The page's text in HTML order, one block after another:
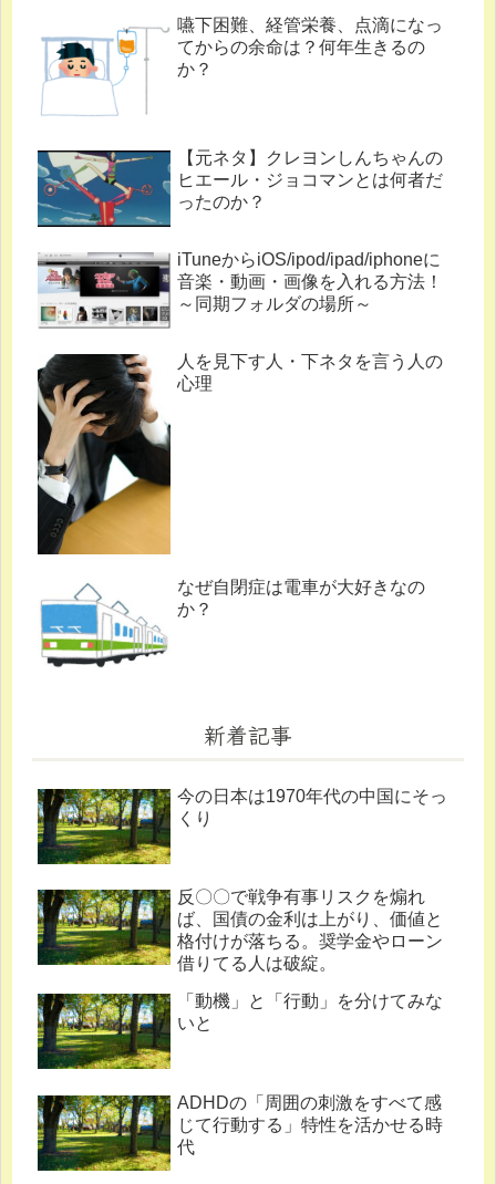
嚥下困難、経管栄養、点滴になっ
てからの余命は？何年生きるの
か？
【元ネタ】クレヨンしんちゃんの
ヒエール・ジョコマンとは何者だ
ったのか？
iTuneからiOS/ipod/ipad/iphoneに
音楽・動画・画像を入れる方法！
～同期フォルダの場所～
人を見下す人・下ネタを言う人の
心理
なぜ自閉症は電車が大好きなの
か？
新着記事
今の日本は1970年代の中国にそっ
くり
反〇〇で戦争有事リスクを煽れ
ば、国債の金利は上がり、価値と
格付けが落ちる。奨学金やローン
借りてる人は破綻。
「動機」と「行動」を分けてみな
いと
ADHDの「周囲の刺激をすべて感
じて行動する」特性を活かせる時
代